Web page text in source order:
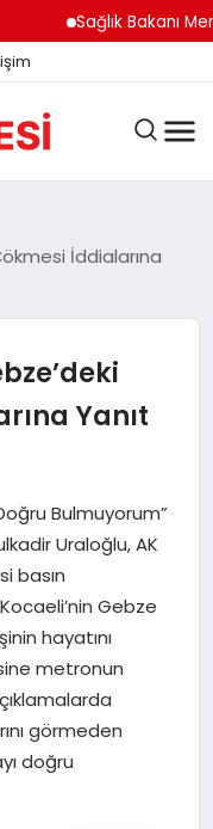
Sağlık Bakanı
İddialarına
Yanıt
Bulmuyorum”
Uraloğlu, AK
basın
Gebze
hayatını
metronun
görmeden
doğru